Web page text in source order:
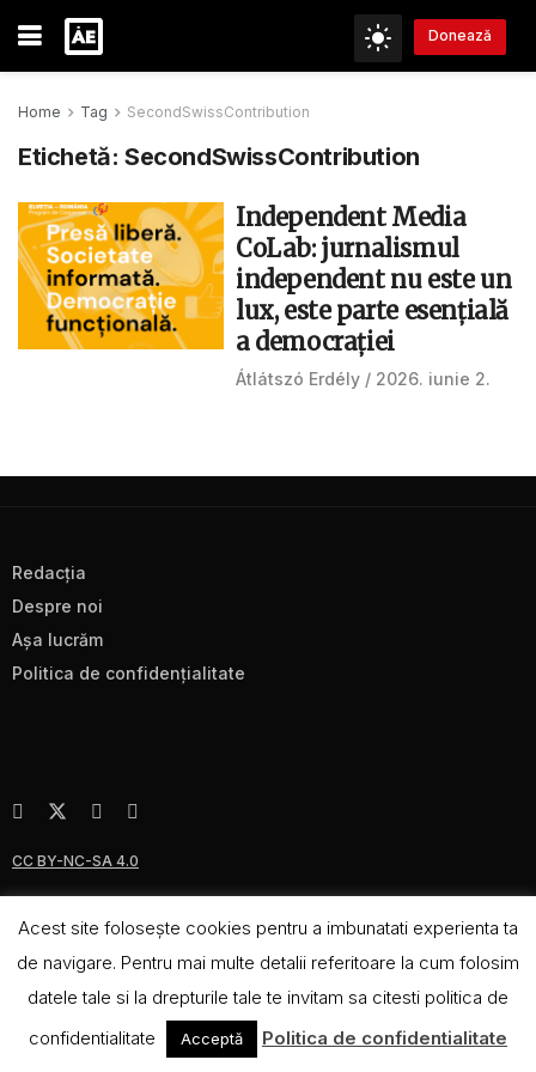
Donează
Home Tag SecondSwissContribution
Etichetă: SecondSwissContribution
Independent Media
CoLab: jurnalismul
independent nu este un
lux, este parte esențială
a democrației
Átlátszó Erdély 2026. iunie 2.
Redacţia
Despre noi
Aşa lucrăm
Politica de confidenţialitate
CC BY-NC-SA 4.0
Acest site foloseşte cookies pentru a imbunatati experienta ta
de navigare. Pentru mai multe detalii referitoare la cum folosim
datele tale si la drepturile tale te invitam sa citesti politica de
confidentialitate
Acceptă Politica de confidentialitate